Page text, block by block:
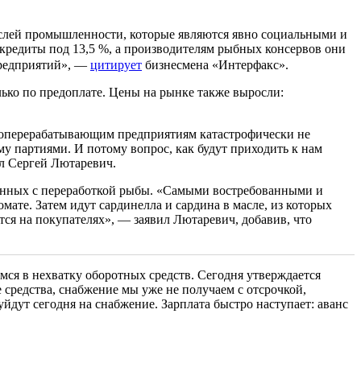
промышленности, которые являются явно социальными и
под 13,5 %, а производителям рыбных консервов они
— цитирует бизнесмена «Интерфакс».
по предоплате. Цены на рынке также выросли:
предприятиям катастрофически не
партиями. И потому вопрос, как будут приходить к нам
Сергей Лютаревич.
с переработкой рыбы. «Самыми востребованными и
Затем идут сардинелла и сардина в масле, из которых
на покупателях», — заявил Лютаревич, добавив, что
в нехватку оборотных средств. Сегодня утверждается
снабжение мы уже не получаем с отсрочкой,
сегодня на снабжение. Зарплата быстро наступает: аванс